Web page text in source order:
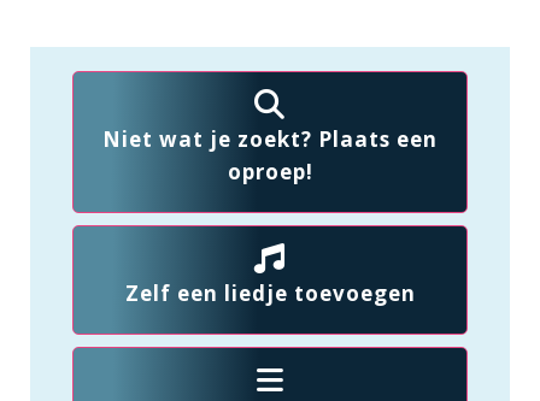
Niet wat je zoekt? Plaats een
oproep!
Zelf een liedje toevoegen